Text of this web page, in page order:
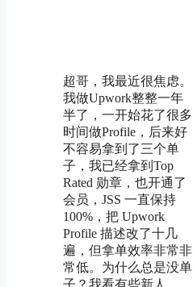
超哥，我最近很焦虑。
我做Upwork整整一年
半了，一开始花了很多
时间做Profile，后来好
不容易拿到了三个单
子，我已经拿到Top
Rated 勋章，也开通了
会员，JSS 一直保持
100%，把 Upwork
Profile 描述改了十几
遍，但拿单效率非常非
常低。为什么总是没单